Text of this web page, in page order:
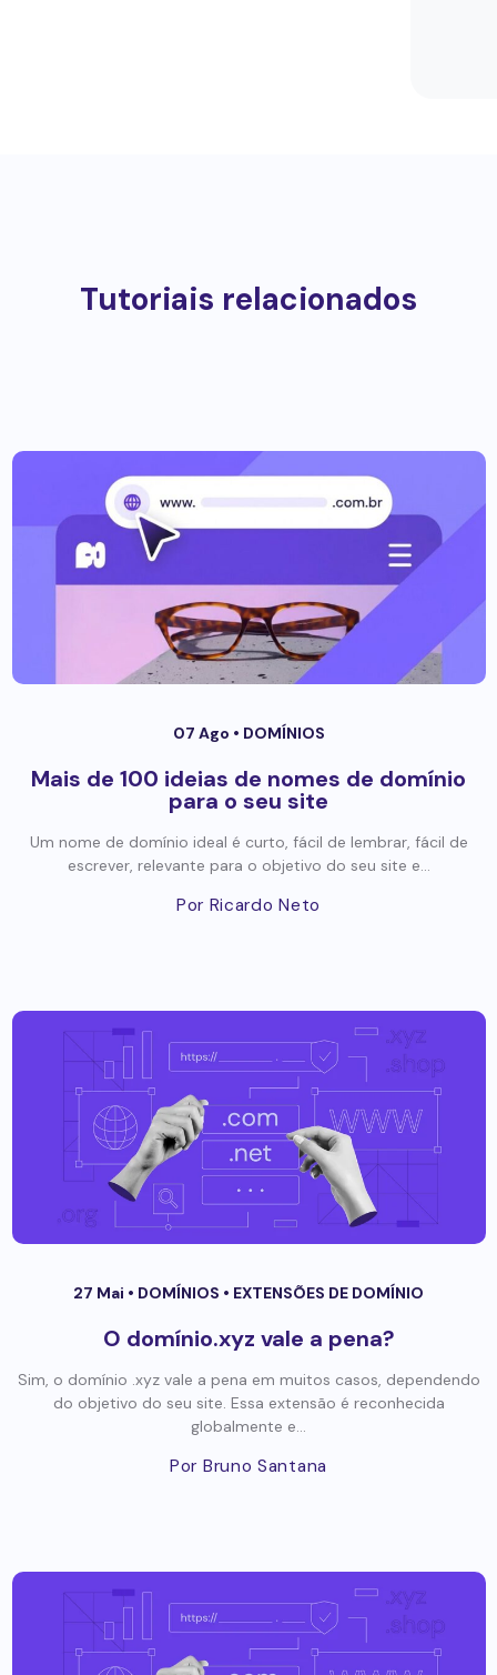
Tutoriais relacionados
07 Ago • DOMÍNIOS
Mais de 100 ideias de nomes de domínio
para o seu site
Um nome de domínio ideal é curto, fácil de lembrar, fácil de
escrever, relevante para o objetivo do seu site e...
Por Ricardo Neto
27 Mai • DOMÍNIOS • EXTENSÕES DE DOMÍNIO
O domínio.xyz vale a pena?
Sim, o domínio .xyz vale a pena em muitos casos, dependendo
do objetivo do seu site. Essa extensão é reconhecida
globalmente e...
Por Bruno Santana